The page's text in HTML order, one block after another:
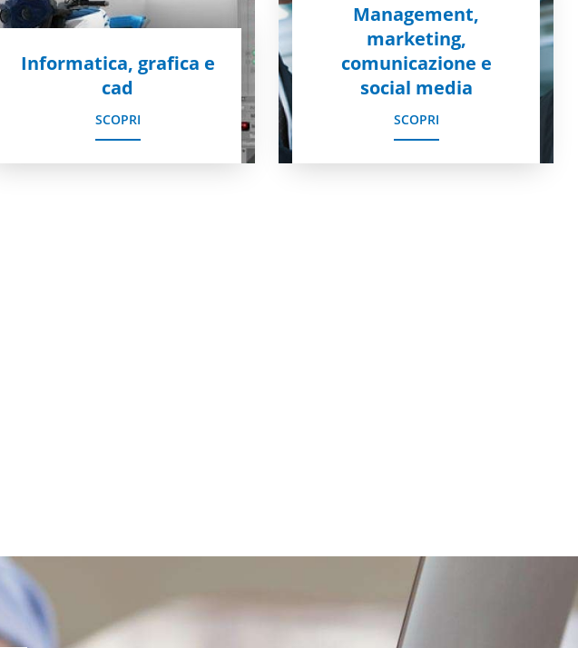
Informatica, grafica e
cad
SCOPRI
Management,
marketing,
comunicazione e
social media
SCOPRI